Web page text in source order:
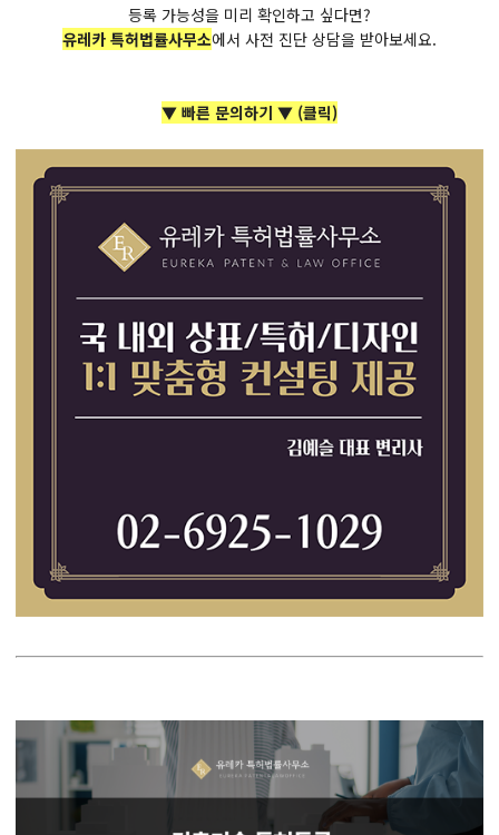
등록 가능성을 미리 확인하고 싶다면?
유레카 특허법률사무소에서 사전 진단 상담을 받아보세요.
▼ 빠른 문의하기 ▼ (클릭)